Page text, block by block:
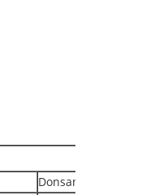
Donsang3200